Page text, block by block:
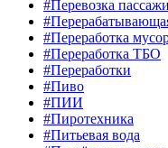
#Перевозка
#Переработка
#Переработка ТБО
#Переработки
#Пиво
#ПИИ
#Пиротехника
#Питьевая вода